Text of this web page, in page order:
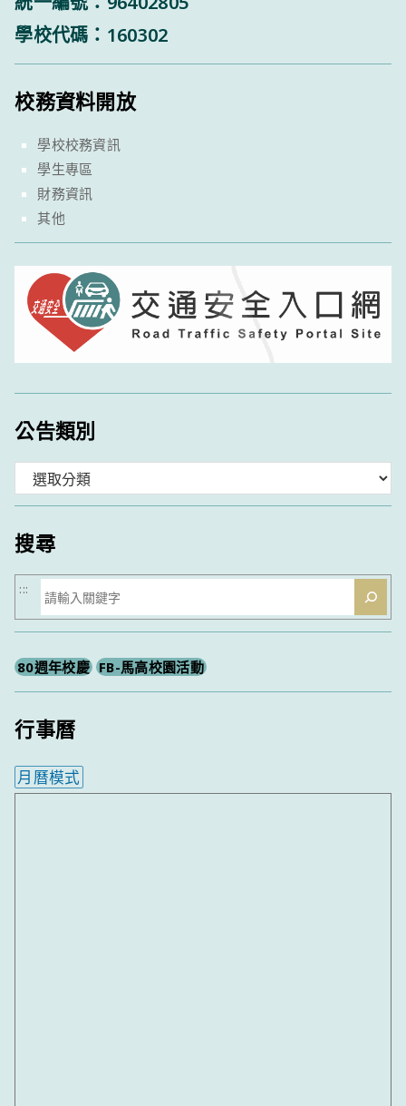
學校代碼：160302
校務資料開放
學校校務資訊
學生專區
財務資訊
其他
公告類別
類
搜尋
搜
尋
:::
80週年校慶 FB-馬高校園活動
行事曆
月曆模式